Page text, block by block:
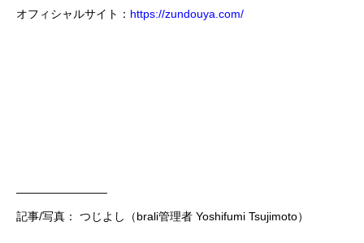
オフィシャルサイト： https://zundouya.com/
————————
記事/写真： つじよし（brali管理者 Yoshifumi Tsujimoto）